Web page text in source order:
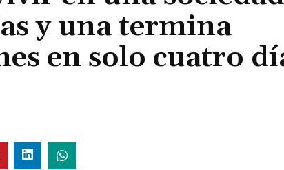
y una termina
en solo cuatro